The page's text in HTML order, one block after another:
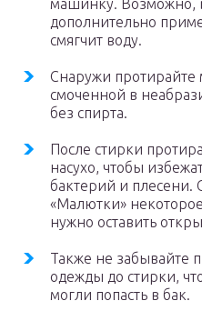
машинку. Возможно,
дополнительно
смягчит воду.
Снаружи
смоченной в
без спирта.
После стирки
насухо, чтобы
бактерий и
«Малютки»
нужно оставить
Также не забывайте
одежды до стирки,
могли попасть в бак.